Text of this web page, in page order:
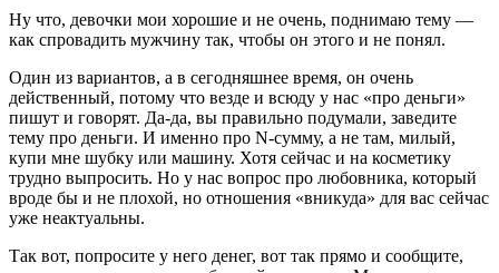
Ну что, девочки мои хорошие и не очень, поднимаю тему —
как спровадить мужчину так, чтобы он этого и не понял.
Один из вариантов, а в сегодняшнее время, он очень
действенный, потому что везде и всюду у нас «про деньги»
пишут и говорят. Да-да, вы правильно подумали, заведите
тему про деньги. И именно про N-сумму, а не там, милый,
купи мне шубку или машину. Хотя сейчас и на косметику
трудно выпросить. Но у нас вопрос про любовника, который
вроде бы и не плохой, но отношения «вникуда» для вас сейчас
уже неактуальны.
Так вот, попросите у него денег, вот так прямо и сообщите,